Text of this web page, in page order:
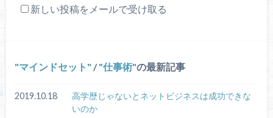
新しい投稿をメールで受け取る
マインドセット / 仕事術 の最新記事
2019.10.18
高学歴じゃないとネットビジネスは成功できな
いのか